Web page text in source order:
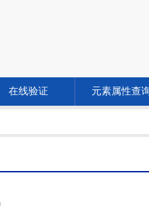
在线验证 元素属性查